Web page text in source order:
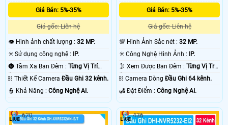
Giá Bán: 5%-35%
Giá gốc: Liên hệ
👁 Hình ảnh chất lượng : 32 MP.
✳️ Sử dụng công nghệ :
IP.
🌚 Tầm Xa Ban Đêm : Từng Vị Trí
Camera .
⛓ Thiết Kế Camera Đầu Ghi 32 kênh.
️👮 Khả Năng : Công Nghệ AI.
Giá Bán: 5%-35%
Giá gốc: Liên hệ
💯 Hình Ảnh Sắc nét :32 MP.
✳️ Công Nghệ Hình Ảnh :
IP.
🌛 Xem Được Ban Đêm :Từng Vị Trí
Camera .
⛓ Camera DòngĐầu Ghi 64 kênh.
️🛃 Đặt Điểm :Công Nghệ AI.
620 436